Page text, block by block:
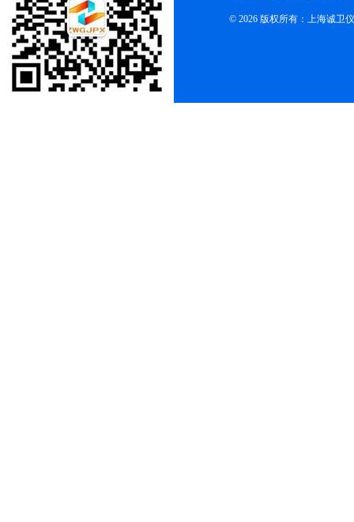
© 2026 版权所有：上海诚卫